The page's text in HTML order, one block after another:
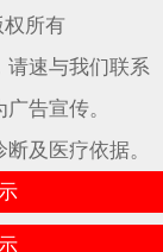
所有
请速与我们联系
告宣传。
及医疗依据。